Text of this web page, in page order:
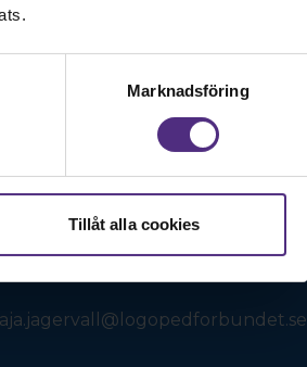
Marknadsföring
Tillåt alla cookies
och arbetsrätt: SRATs kansli
frågor: